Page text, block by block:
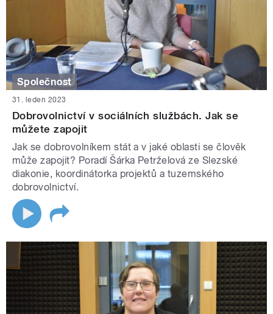
Společnost
31. leden 2023
Dobrovolnictví v sociálních službách. Jak se
můžete zapojit
Jak se dobrovolníkem stát a v jaké oblasti se člověk
může zapojit? Poradí Šárka Petrželová ze Slezské
diakonie, koordinátorka projektů a tuzemského
dobrovolnictví.